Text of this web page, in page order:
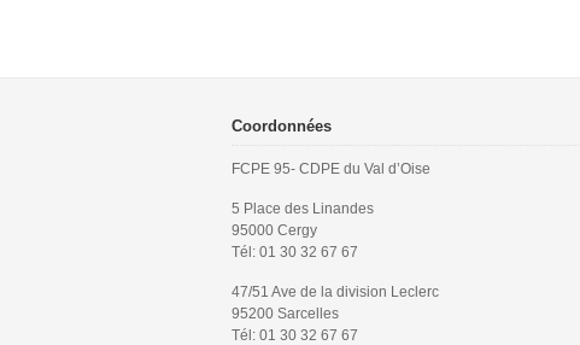
Coordonnées
FCPE 95- CDPE du Val d’Oise
5 Place des Linandes
95000 Cergy
Tél: 01 30 32 67 67
47/51 Ave de la division Leclerc
95200 Sarcelles
Tél: 01 30 32 67 67